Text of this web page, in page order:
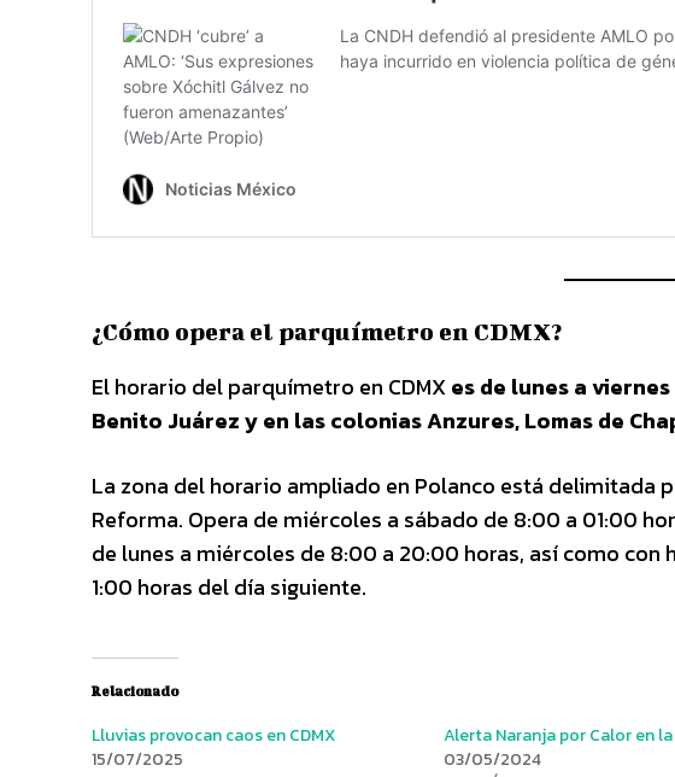
¿Cómo opera el parquímetro en CDMX?
El horario del parquímetro en CDMXes de lunes a
Benito Juárez y en las colonias Anzures, Lomas de
La zona del horario ampliado en Polanco está delimitada
Reforma. Opera de miércoles a sábado de 8:00 a 01:00
de lunes a miércoles de 8:00 a 20:00 horas, así como
1:00 horas del día siguiente.
Relacionado
Lluvias provocan caos en CDMX
15/07/2025
Alerta Naranja por Calor en la
03/05/2024